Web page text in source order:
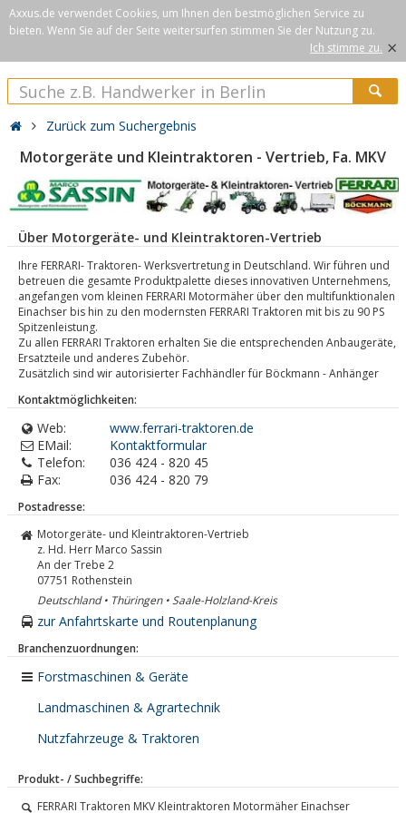
Axxus.de verwendet Cookies, um Ihnen den bestmöglichen Service zu
bieten. Wenn Sie auf der Seite weitersurfen stimmen Sie der Nutzung zu.
Ich stimme zu. ×
Zurück zum Suchergebnis
Motorgeräte und Kleintraktoren - Vertrieb, Fa. MKV
Über Motorgeräte- und Kleintraktoren-Vertrieb
Ihre FERRARI- Traktoren- Werksvertretung in Deutschland. Wir führen und
betreuen die gesamte Produktpalette dieses innovativen Unternehmens,
angefangen vom kleinen FERRARI Motormäher über den multifunktionalen
Einachser bis hin zu den modernsten FERRARI Traktoren mit bis zu 90 PS
Spitzenleistung.
Zu allen FERRARI Traktoren erhalten Sie die entsprechenden Anbaugeräte,
Ersatzteile und anderes Zubehör.
Zusätzlich sind wir autorisierter Fachhändler für Böckmann - Anhänger
Kontaktmöglichkeiten:
Web:
www.ferrari-traktoren.de
EMail:
Kontaktformular
Telefon:
036 424 - 820 45
Fax:
036 424 - 820 79
Postadresse:
Motorgeräte- und Kleintraktoren-Vertrieb
z. Hd. Herr Marco Sassin
An der Trebe 2
07751 Rothenstein
Deutschland • Thüringen • Saale-Holzland-Kreis
zur Anfahrtskarte und Routenplanung
Branchenzuordnungen:
Forstmaschinen & Geräte
Landmaschinen & Agrartechnik
Nutzfahrzeuge & Traktoren
Produkt- / Suchbegriffe:
FERRARI Traktoren MKV Kleintraktoren Motormäher Einachser